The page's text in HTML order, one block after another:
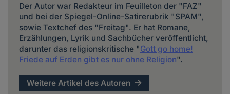
Der Autor war Redakteur im Feuilleton der "FAZ"
und bei der Spiegel-Online-Satirerubrik "SPAM",
sowie Textchef des "Freitag". Er hat Romane,
Erzählungen, Lyrik und Sachbücher veröffentlicht,
darunter das religionskritische "Gott go home!
Friede auf Erden gibt es nur ohne Religion".
Weitere Artikel des Autoren